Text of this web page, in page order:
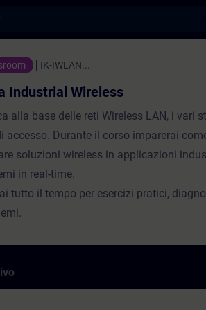
- Formazione -
IK-IWLAN...
Industrial Wireless
alla base delle reti Wireless LAN, i vari
accesso. Durante il corso imparerai
soluzioni wireless in applicazioni
in real-time.
tutto il tempo per esercizi pratici,